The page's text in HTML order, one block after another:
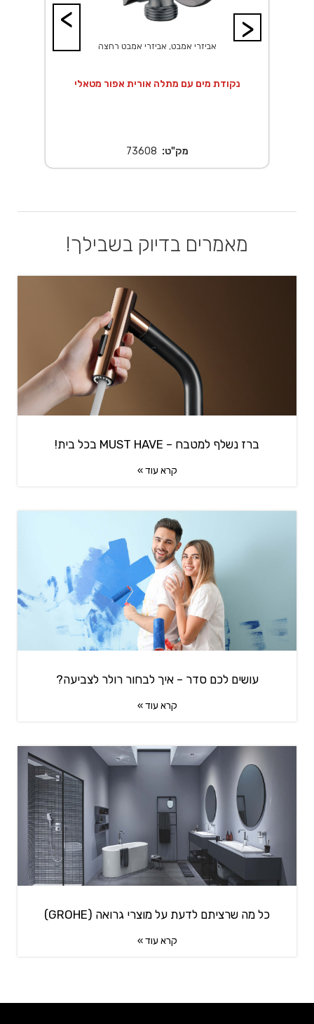
>
אביזרי אמבט, אביזרי אמבט רחצה
נקודת מים עם מתלה אורית אפור מטאלי
מק"ט: 73608
<
מאמרים בדיוק בשבילך!
ברז נשלף למטבח – MUST HAVE בכל בית!
קרא עוד »
עושים לכם סדר – איך לבחור רולר לצביעה?
קרא עוד »
כל מה שרציתם לדעת על מוצרי גרואה (GROHE)
קרא עוד »